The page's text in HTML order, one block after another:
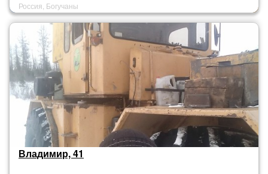
Россия, Богучаны
Владимир, 41